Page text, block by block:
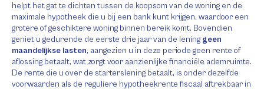
helpt het gat te dichten tussen de koopsom van de woning en de
maximale hypotheek die u bij een bank kunt krijgen, waardoor een
grotere of geschiktere woning binnen bereik komt. Bovendien
geniet u gedurende de eerste drie jaar van de lening geen
maandelijkse lasten, aangezien u in deze periode geen rente of
aflossing betaalt, wat zorgt voor aanzienlijke financiële ademruimte.
De rente die u over de starterslening betaalt, is onder dezelfde
voorwaarden als de reguliere hypotheekrente fiscaal aftrekbaar in